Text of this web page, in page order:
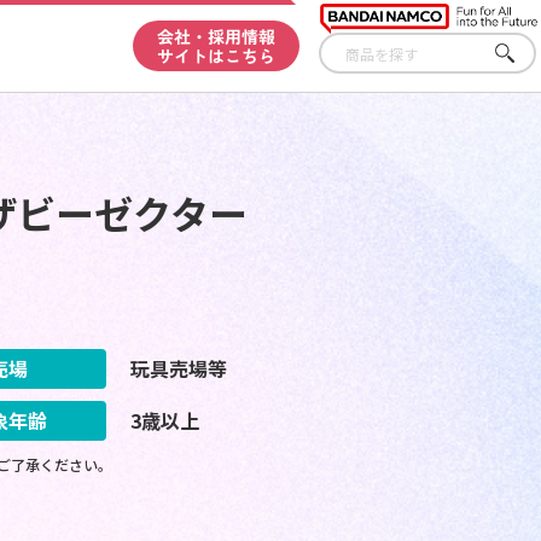
会社・採用情報
サイトはこちら
さが
す
ーゼクター
場
玩具売場等
年齢
3歳以上
承ください。